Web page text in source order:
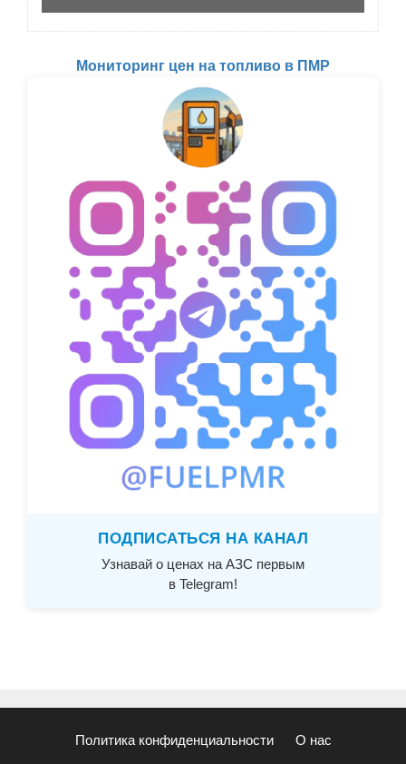
Мониторинг цен на топливо в ПМР
ПОДПИСАТЬСЯ НА КАНАЛ
Узнавай о ценах на АЗС первым
в Telegram!
Политика конфиденциальности О нас